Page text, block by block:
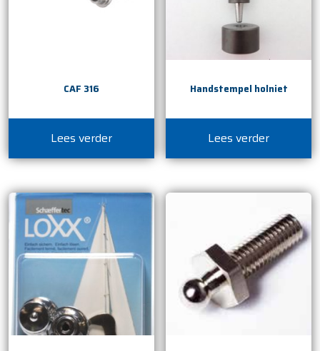
CAF 316
Lees verder
Handstempel holniet
Lees verder